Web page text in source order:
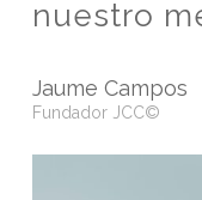
nuestro
Jaume Campos
Fundador JCC©